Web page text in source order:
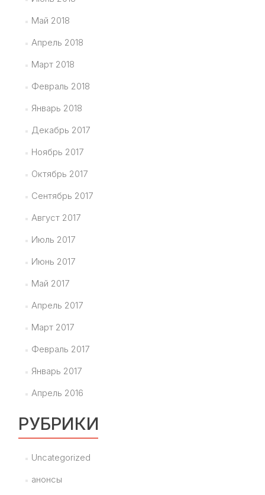
Май 2018
Апрель 2018
Март 2018
Февраль 2018
Январь 2018
Декабрь 2017
Ноябрь 2017
Октябрь 2017
Сентябрь 2017
Август 2017
Июль 2017
Июнь 2017
Май 2017
Апрель 2017
Март 2017
Февраль 2017
Январь 2017
Апрель 2016
РУБРИКИ
Uncategorized
анонсы